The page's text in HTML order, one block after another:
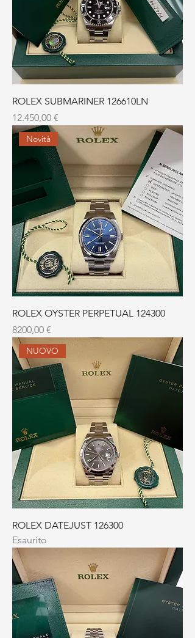
ROLEX SUBMARINER 126610LN
Prezzo
12.450,00 €
Novità
ROLEX OYSTER PERPETUAL 124300
Prezzo
8200,00 €
NUOVO
ROLEX DATEJUST 126300
Esaurito